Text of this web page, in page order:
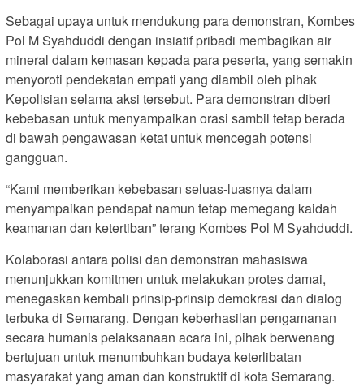
Sebagai upaya untuk mendukung para demonstran, Kombes
Pol M Syahduddi dengan insiatif pribadi membagikan air
mineral dalam kemasan kepada para peserta, yang semakin
menyoroti pendekatan empati yang diambil oleh pihak
Kepolisian selama aksi tersebut. Para demonstran diberi
kebebasan untuk menyampaikan orasi sambil tetap berada
di bawah pengawasan ketat untuk mencegah potensi
gangguan.
“Kami memberikan kebebasan seluas-luasnya dalam
menyampaikan pendapat namun tetap memegang kaidah
keamanan dan ketertiban” terang Kombes Pol M Syahduddi.
Kolaborasi antara polisi dan demonstran mahasiswa
menunjukkan komitmen untuk melakukan protes damai,
menegaskan kembali prinsip-prinsip demokrasi dan dialog
terbuka di Semarang. Dengan keberhasilan pengamanan
secara humanis pelaksanaan acara ini, pihak berwenang
bertujuan untuk menumbuhkan budaya keterlibatan
masyarakat yang aman dan konstruktif di kota Semarang.